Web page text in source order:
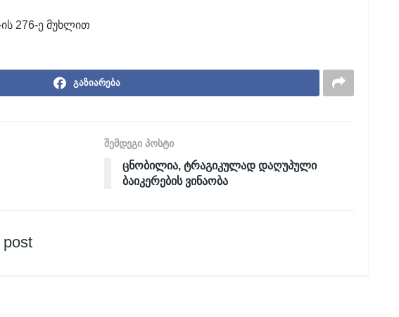
276-ე მუხლით
გაზიარება
შემდეგი პოსტი
ცნობილია, ტრაგიკულად დაღუპული
ბაიკერების ვინაობა